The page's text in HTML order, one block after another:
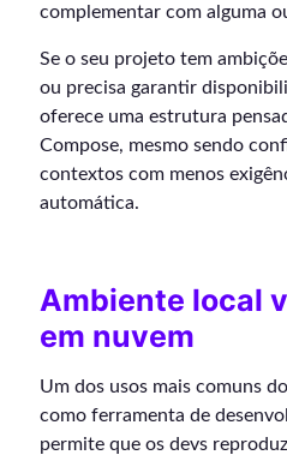
complementar com alguma
Se o seu projeto tem
ou precisa garantir
oferece uma estrutura
Compose, mesmo sendo
contextos com menos
automática.
Ambiente local
em nuvem
Um dos usos mais comuns
como ferramenta de
permite que os devs